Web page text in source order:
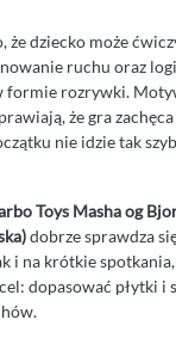
że dziecko może
ruchu oraz
formie rozrywki.
że gra
nie idzie tak
Toys Masha og
dobrze sprawdza
i na krótkie
dopasować płytki i